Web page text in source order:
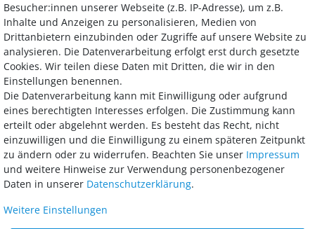
Bezahlung
Wir bieten Ihnen viele Möglichkeiten einer sicheren und bequemen
Bezahlung.
Besucher:innen unserer Webseite (z.B. IP-Adresse), um z.B.
Inhalte und Anzeigen zu personalisieren, Medien von
Drittanbietern einzubinden oder Zugriffe auf unsere Website zu
analysieren. Die Datenverarbeitung erfolgt erst durch gesetzte
Cookies. Wir teilen diese Daten mit Dritten, die wir in den
Einstellungen benennen.
Die Datenverarbeitung kann mit Einwilligung oder aufgrund
eines berechtigten Interesses erfolgen. Die Zustimmung kann
erteilt oder abgelehnt werden. Es besteht das Recht, nicht
einzuwilligen und die Einwilligung zu einem späteren Zeitpunkt
zu ändern oder zu widerrufen. Beachten Sie unser Impressum
und weitere Hinweise zur Verwendung personenbezogener
Daten in unserer Daten­schutz­erklärung.
Weitere Einstellungen